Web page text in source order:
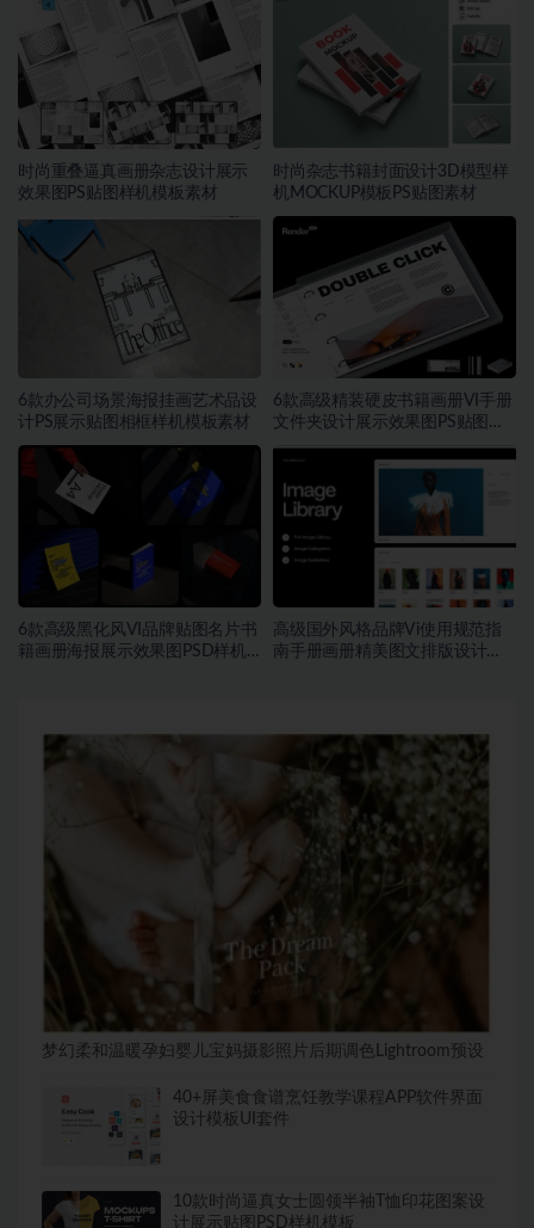
时尚重叠逼真画册杂志设计展示
效果图PS贴图样机模板素材
时尚杂志书籍封面设计3D模型样
机MOCKUP模板PS贴图素材
6款办公司场景海报挂画艺术品设
计PS展示贴图相框样机模板素材
6款高级精装硬皮书籍画册VI手册
文件夹设计展示效果图PS贴图样
6款高级黑化风VI品牌贴图名片书
籍画册海报展示效果图PSD样机
高级国外风格品牌Vi使用规范指
南手册画册精美图文排版设计
梦幻柔和温暖孕妇婴儿宝妈摄影照片后期调色Lightroom预设
40+屏美食食谱烹饪教学课程APP软件界面
设计模板UI套件
10款时尚逼真女士圆领半袖T恤印花图案设
计展示贴图PSD样机模板